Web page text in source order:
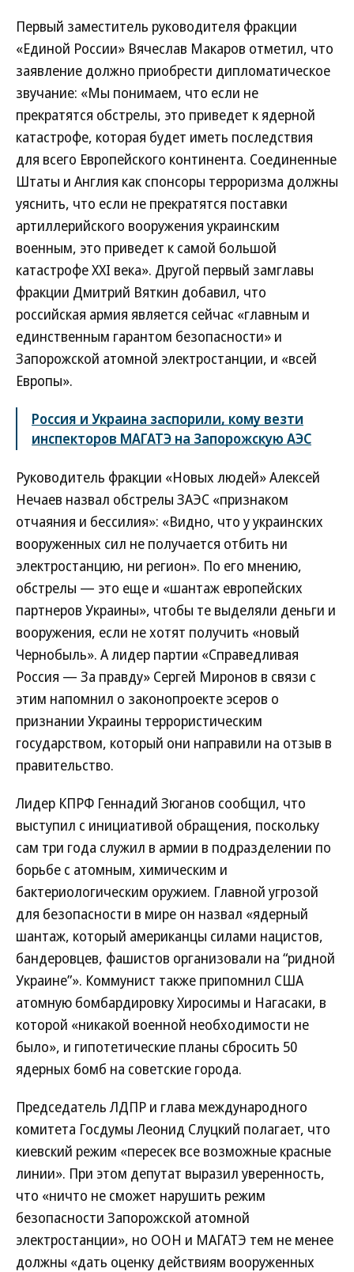
Первый заместитель руководителя фракции
«Единой России» Вячеслав Макаров отметил, что
заявление должно приобрести дипломатическое
звучание: «Мы понимаем, что если не
прекратятся обстрелы, это приведет к ядерной
катастрофе, которая будет иметь последствия
для всего Европейского континента. Соединенные
Штаты и Англия как спонсоры терроризма должны
уяснить, что если не прекратятся поставки
артиллерийского вооружения украинским
военным, это приведет к самой большой
катастрофе XXI века». Другой первый замглавы
фракции Дмитрий Вяткин добавил, что
российская армия является сейчас «главным и
единственным гарантом безопасности» и
Запорожской атомной электростанции, и «всей
Европы».
Россия и Украина заспорили, кому везти
инспекторов МАГАТЭ на Запорожскую АЭС
Руководитель фракции «Новых людей» Алексей
Нечаев назвал обстрелы ЗАЭС «признаком
отчаяния и бессилия»: «Видно, что у украинских
вооруженных сил не получается отбить ни
электростанцию, ни регион». По его мнению,
обстрелы — это еще и «шантаж европейских
партнеров Украины», чтобы те выделяли деньги и
вооружения, если не хотят получить «новый
Чернобыль». А лидер партии «Справедливая
Россия — За правду» Сергей Миронов в связи с
этим напомнил о законопроекте эсеров о
признании Украины террористическим
государством, который они направили на отзыв в
правительство.
Лидер КПРФ Геннадий Зюганов сообщил, что
выступил с инициативой обращения, поскольку
сам три года служил в армии в подразделении по
борьбе с атомным, химическим и
бактериологическим оружием. Главной угрозой
для безопасности в мире он назвал «ядерный
шантаж, который американцы силами нацистов,
бандеровцев, фашистов организовали на “ридной
Украине”». Коммунист также припомнил США
атомную бомбардировку Хиросимы и Нагасаки, в
которой «никакой военной необходимости не
было», и гипотетические планы сбросить 50
ядерных бомб на советские города.
Председатель ЛДПР и глава международного
комитета Госдумы Леонид Слуцкий полагает, что
киевский режим «пересек все возможные красные
линии». При этом депутат выразил уверенность,
что «ничто не сможет нарушить режим
безопасности Запорожской атомной
электростанции», но ООН и МАГАТЭ тем не менее
должны «дать оценку действиям вооруженных